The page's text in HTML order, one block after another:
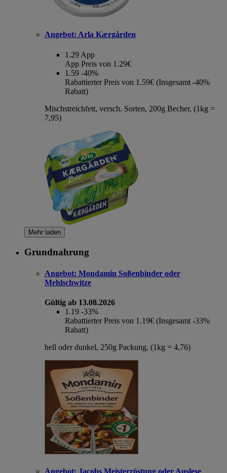
Angebot: Arla Kærgården
1.29 App
App Preis von 1.29€
1.59 -40%
Rabattierter Preis von 1.59€ (Insgesamt -40%
Rabatt)
Mischstreichfett, versch. Sorten, 200g Becher, (1kg =
7,95)
Mehr laden
Grundnahrung
Angebot: Mondamin Soßenbinder oder
Mehlschwitze
Gültig ab 13.08.2026
1.19 -33%
Rabattierter Preis von 1.19€ (Insgesamt -33%
Rabatt)
hell oder dunkel, 250g Packung, (1kg = 4,76)